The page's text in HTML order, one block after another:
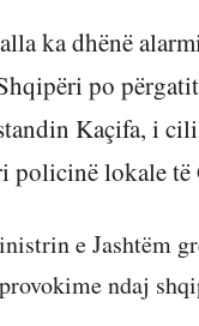
ka dhënë
po
Kaçifa, i
policinë lokale të
e Jashtëm
ndaj